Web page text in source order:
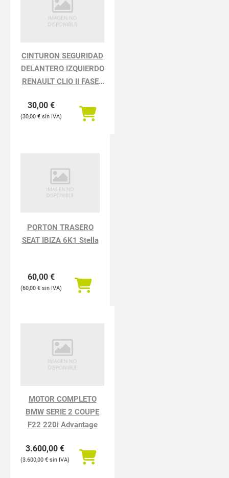
CINTURON SEGURIDAD
DELANTERO IZQUIERDO
RENAULT CLIO II FASE I
30,00 €
30,00 €
PORTON TRASERO
SEAT IBIZA 6K1 Stella
60,00 €
60,00 €
MOTOR COMPLETO
BMW SERIE 2 COUPE
F22 220i Advantage
3.600,00 €
3.600,00 €